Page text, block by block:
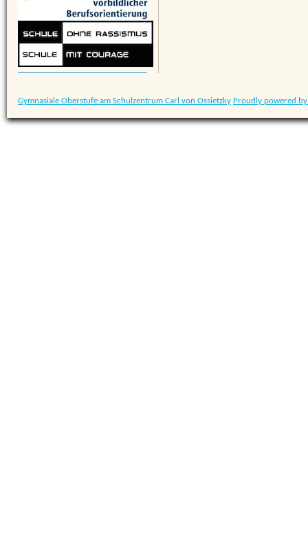
Gymnasiale Oberstufe am Schulzentrum Carl von Ossietzky Proudly powered